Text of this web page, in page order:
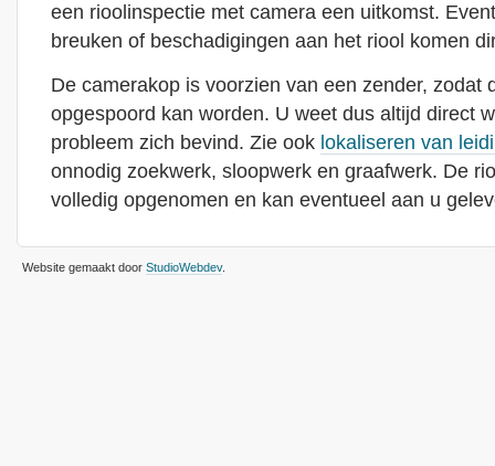
een rioolinspectie met camera een uitkomst.
breuken of beschadigingen aan het riool komen
De camerakop is voorzien van een zender, zodat
opgespoord kan worden. U weet dus altijd direct
probleem zich bevind. Zie ook lokaliseren van
onnodig zoekwerk, sloopwerk en graafwerk. De
volledig opgenomen en kan eventueel aan u
Website gemaakt door StudioWebdev.